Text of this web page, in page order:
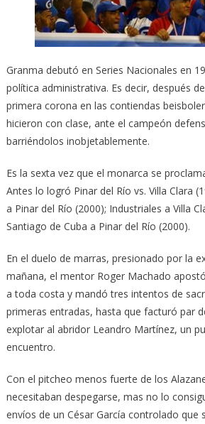
Granma debutó en Series Nacionales en
política administrativa. Es decir, después
primera corona en las contiendas
hicieron con clase, ante el campeón
barriéndolos inobjetablemente.
Es la sexta vez que el monarca se
Antes lo logró Pinar del Río vs. Villa Clara
a Pinar del Río (2000); Industriales a Villa
Santiago de Cuba a Pinar del Río (2000).
En el duelo de marras, presionado por la
mañana, el mentor Roger Machado
a toda costa y mandó tres intentos de
primeras entradas, hasta que facturó par
explotar al abridor Leandro Martínez, un
encuentro.
Con el pitcheo menos fuerte de los
necesitaban despegarse, mas no lo
envíos de un César García controlado